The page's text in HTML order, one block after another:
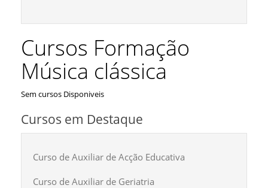
Cursos Formação
Música clássica
Sem cursos Disponiveis
Cursos em Destaque
Curso de Auxiliar de Acção Educativa
Curso de Auxiliar de Geriatria